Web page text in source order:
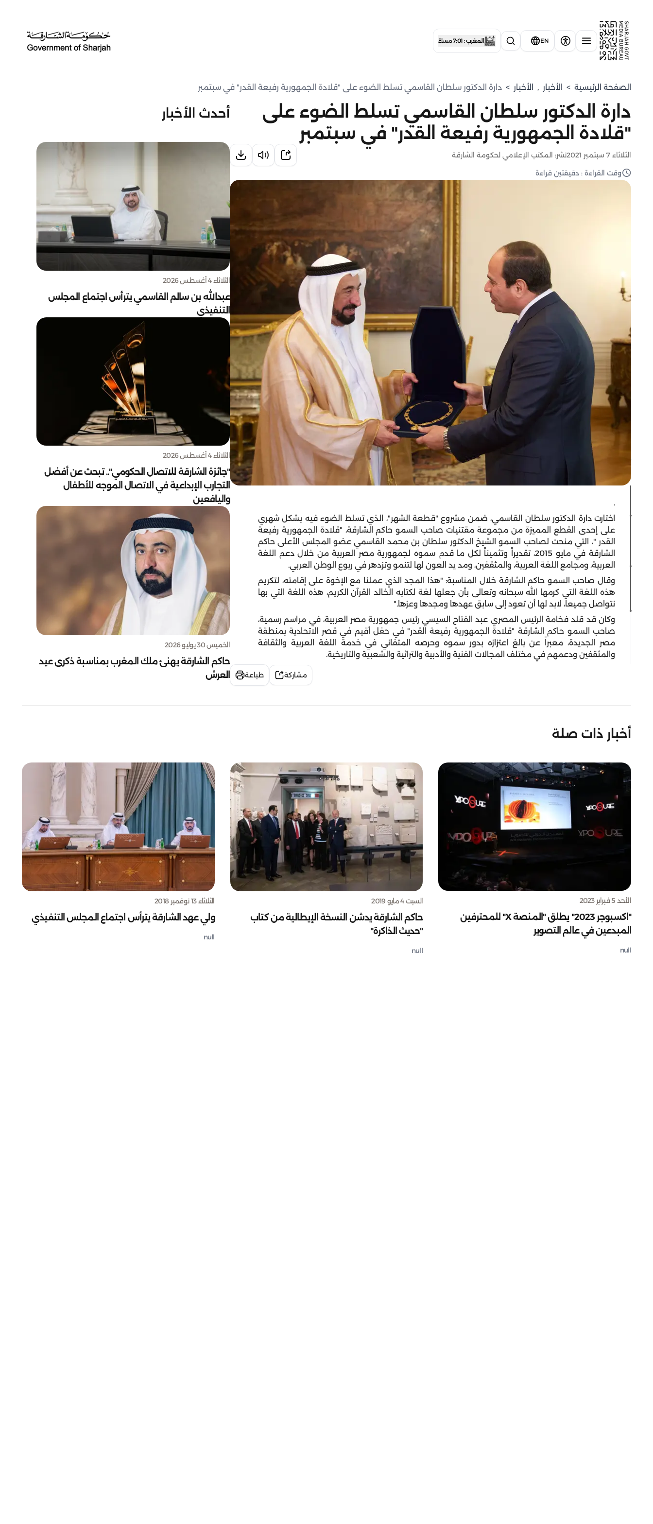
EN المغرب : 7:01 مساءً
الصفحة الرئيسية > الأخبار , الأخبار > دارة الدكتور سلطان القاسمي تسلط الضوء على "قلادة الجمهورية رفيعة القدر" في سبتمبر
دارة الدكتور سلطان القاسمي تسلط الضوء على
"قلادة الجمهورية رفيعة القدر" في سبتمبر
الثلاثاء 7 سبتمبر 2021 نشر: المكتب الإعلامي لحكومة الشارقة
وقت القراءة : دقيقتين قراءة
.
اختارت دارة الدكتور سلطان القاسمي، ضمن مشروع "قطعة الشهر"، الذي تسلط الضوء فيه بشكل شهري
على إحدى القطع المميزة من مجموعة مقتنيات صاحب السمو حاكم الشارقة، "قلادة الجمهورية رفيعة
القدر "، التي منحت لصاحب السمو الشيخ الدكتور سلطان بن محمد القاسمي عضو المجلس الأعلى حاكم
الشارقة في مايو 2015، تقديراً وتثميناً لكل ما قدم سموه لجمهورية مصر العربية من خلال دعم اللغة
العربية، ومجامع اللغة العربية، والمثقفين، ومد يد العون لها لتنمو وتزدهر في ربوع الوطن العربي.
وقال صاحب السمو حاكم الشارقة خلال المناسبة: "هذا المجد الذي عملنا مع الإخوة على إقامته، لتكريم
هذه اللغة التي كرمها الله سبحانه وتعالى بأن جعلها لغة لكتابه الخالد القرآن الكريم، هذه اللغة التي بها
نتواصل جميعاً، لابد لها أن تعود إلى سابق عهدها ومجدها وعزها."
وكان قد قلد فخامة الرئيس المصري عبد الفتاح السيسي رئيس جمهورية مصر العربية، في مراسم رسمية،
صاحب السمو حاكم الشارقة "قلادة الجمهورية رفيعة القدر" في حفل أقيم في قصر الاتحادية بمنطقة
مصر الجديدة، معبراً عن بالغ اعتزازه بدور سموه وحرصه المتفاني في خدمة اللغة العربية والثقافة
والمثقفين ودعمهم في مختلف المجالات الفنية والأدبية والتراثية والشعبية والتاريخية.
مشاركة طباعة
أحدث الأخبار
الثلاثاء 4 أغسطس 2026
عبدالله بن سالم القاسمي يترأس اجتماع المجلس
التنفيذي
الثلاثاء 4 أغسطس 2026
"جائزة الشارقة للاتصال الحكومي".. تبحث عن أفضل
التجارب الإبداعية في الاتصال الموجه للأطفال
واليافعين
الخميس 30 يوليو 2026
حاكم الشارقة يهنئ ملك المغرب بمناسبة ذكرى عيد
العرش
أخبار ذات صلة
الأحد 5 فبراير 2023
"اكسبوجر 2023" يطلق "المنصة X" للمحترفين
المبدعين في عالم التصوير
null
السبت 4 مايو 2019
حاكم الشارقة يدشن النسخة الإيطالية من كتاب
"حديث الذاكرة"
null
الثلاثاء 13 نوفمبر 2018
ولي عهد الشارقة يترأس اجتماع المجلس التنفيذي
null